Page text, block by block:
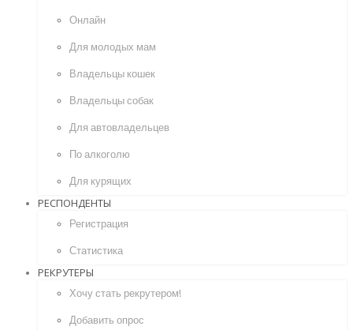
Онлайн
Для молодых мам
Владельцы кошек
Владельцы собак
Для автовладельцев
По алкоголю
Для курящих
РЕСПОНДЕНТЫ
Регистрация
Статистика
РЕКРУТЕРЫ
Хочу стать рекрутером!
Добавить опрос